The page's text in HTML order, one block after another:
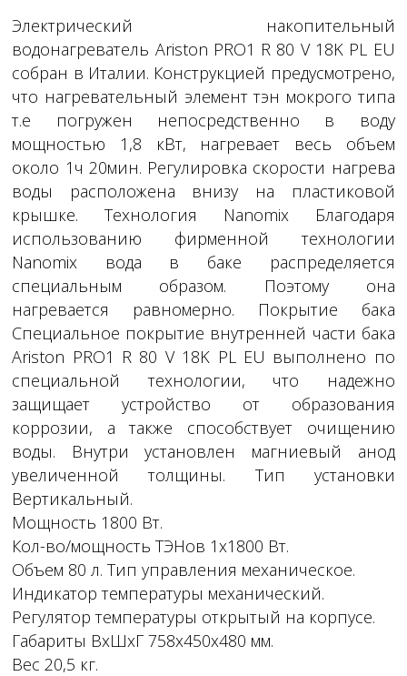
Электрический накопительный
водонагреватель Ariston PRO1 R 80 V 18K PL EU
собран в Италии. Конструкцией предусмотрено,
что нагревательный элемент тэн мокрого типа
т.е погружен непосредственно в воду
мощностью 1,8 кВт, нагревает весь объем
около 1ч 20мин. Регулировка скорости нагрева
воды расположена внизу на пластиковой
крышке. Технология Nanomix Благодаря
использованию фирменной технологии
Nanomix вода в баке распределяется
специальным образом. Поэтому она
нагревается равномерно. Покрытие бака
Специальное покрытие внутренней части бака
Ariston PRO1 R 80 V 18K PL EU выполнено по
специальной технологии, что надежно
защищает устройство от образования
коррозии, а также способствует очищению
воды. Внутри установлен магниевый анод
увеличенной толщины. Тип установки
Вертикальный.
Мощность 1800 Вт.
Кол-во/мощность ТЭНов 1х1800 Вт.
Объем 80 л. Тип управления механическое.
Индикатор температуры механический.
Регулятор температуры открытый на корпусе.
Габариты ВхШхГ 758х450х480 мм.
Вес 20,5 кг.